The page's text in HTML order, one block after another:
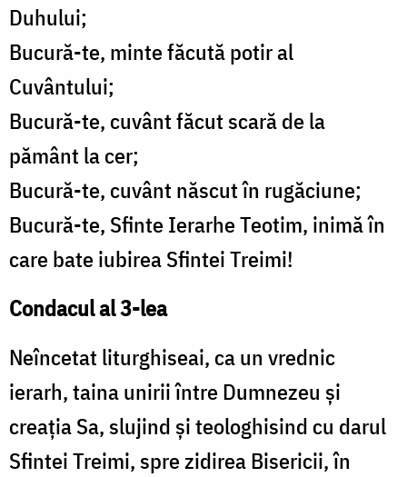
Duhului;
Bucură-te, minte făcută potir al
Cuvântului;
Bucură-te, cuvânt făcut scară de la
pământ la cer;
Bucură-te, cuvânt născut în rugăciune;
Bucură-te, Sfinte Ierarhe Teotim, inimă în
care bate iubirea Sfintei Treimi!
Condacul al 3-lea
Neîncetat liturghiseai, ca un vrednic
ierarh, taina unirii între Dumnezeu și
creația Sa, slujind și teologhisind cu darul
Sfintei Treimi, spre zidirea Bisericii, în